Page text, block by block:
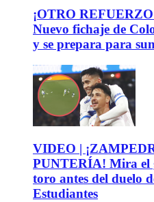
¡OTRO
Nuevo fichaje de
y se prepara para
VIDEO |
PUNTERÍA! Mira el
toro antes del duelo
Estudiantes